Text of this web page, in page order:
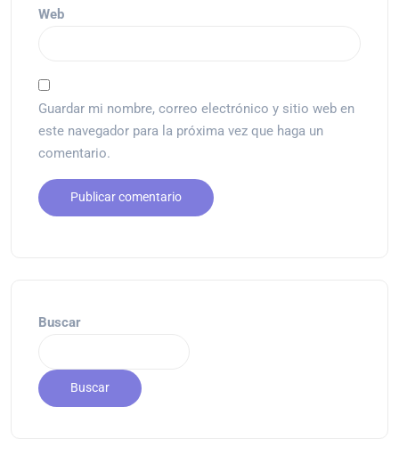
Web
Guardar mi nombre, correo electrónico y sitio web en
este navegador para la próxima vez que haga un
comentario.
Buscar
Buscar